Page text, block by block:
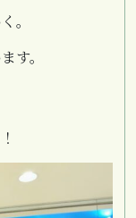
。
す。